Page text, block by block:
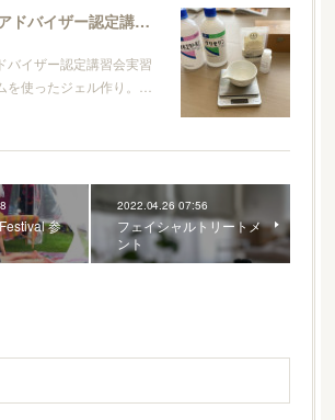
アロマテラピーアドバイザー認定講習会
バイザー認定講習会実習
を使ったジェル作り。…
参
2022.04.26 07:56
フェイシャルトリートメ
ント